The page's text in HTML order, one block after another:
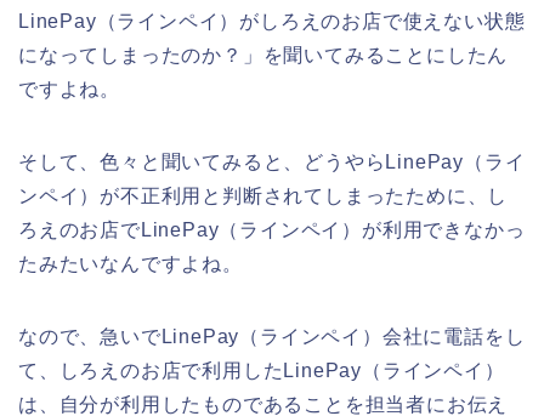
LinePay（ラインペイ）がしろえのお店で使えない状態
になってしまったのか？」を聞いてみることにしたん
ですよね。
そして、色々と聞いてみると、どうやらLinePay（ライ
ンペイ）が不正利用と判断されてしまったために、し
ろえのお店でLinePay（ラインペイ）が利用できなかっ
たみたいなんですよね。
なので、急いでLinePay（ラインペイ）会社に電話をし
て、しろえのお店で利用したLinePay（ラインペイ）
は、自分が利用したものであることを担当者にお伝え